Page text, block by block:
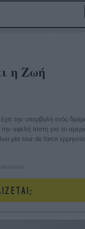
η Ζωή
την υπερβολή ενός
αφελή πίστη για το
μία tour de force